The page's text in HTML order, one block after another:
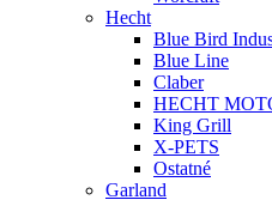
Hecht
Blue Bird
Blue Line
Claber
HECHT
King Grill
X-PETS
Ostatné
Garland